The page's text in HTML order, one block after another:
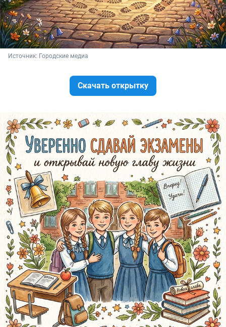
Источник: Городские медиа
Скачать открытку